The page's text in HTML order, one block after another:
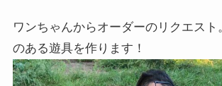
ワンちゃんからオーダーのリクエスト
のある遊具を作ります！